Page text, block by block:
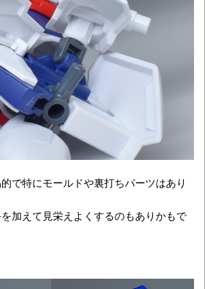
で特にモールドや裏打ちパーツはあり
加えて見栄えよくするのもありかもで